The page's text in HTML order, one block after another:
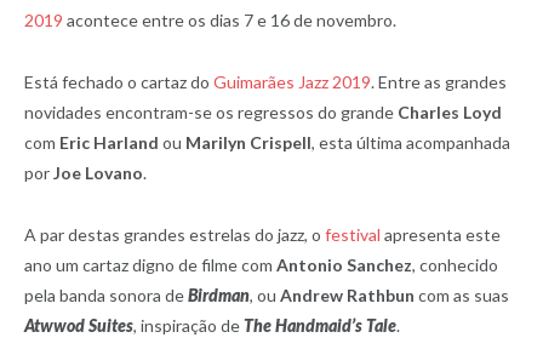
2019 acontece entre os dias 7 e 16 de novembro.
Está fechado o cartaz do Guimarães Jazz 2019. Entre as grandes
novidades encontram-se os regressos do grande Charles Loyd
com Eric Harland ou Marilyn Crispell, esta última acompanhada
porJoe Lovano.
A par destas grandes estrelas do jazz, o festival apresenta este
ano um cartaz digno de filme com Antonio Sanchez, conhecido
pela banda sonora deBirdman, ou Andrew Rathbun com as suas
Atwwod Suites, inspiração deThe Handmaid’s Tale.